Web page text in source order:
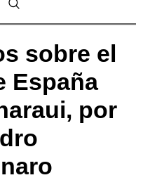
sobre el
España
por